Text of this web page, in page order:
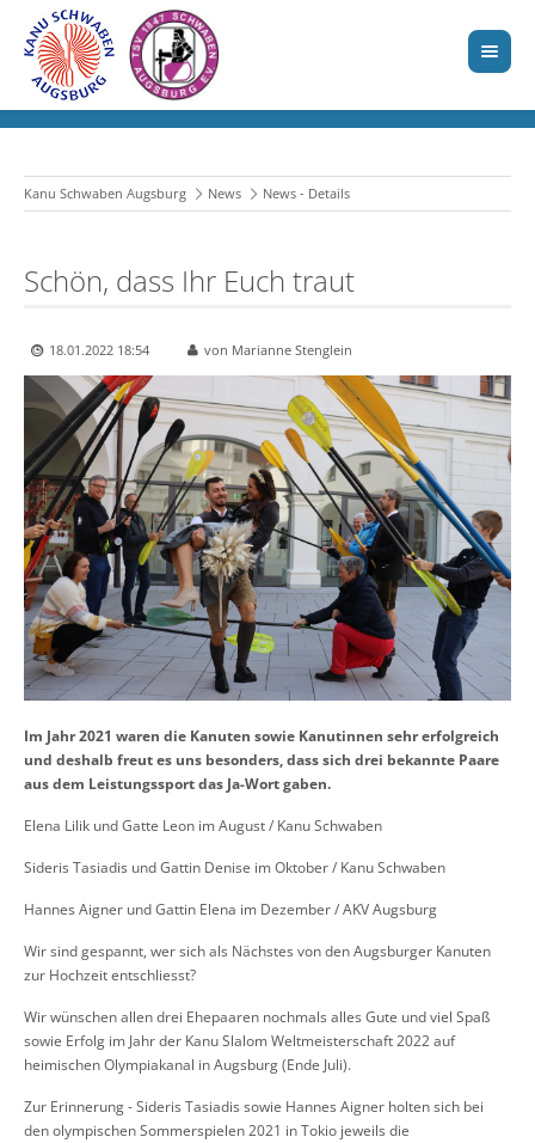
Kanu Schwaben Augsburg News News - Details
Schön, dass Ihr Euch traut
18.01.2022 18:54 von Marianne Stenglein
Im Jahr 2021 waren die Kanuten sowie Kanutinnen sehr erfolgreich
und deshalb freut es uns besonders, dass sich drei bekannte Paare
aus dem Leistungssport das Ja-Wort gaben.
Elena Lilik und Gatte Leon im August / Kanu Schwaben
Sideris Tasiadis und Gattin Denise im Oktober / Kanu Schwaben
Hannes Aigner und Gattin Elena im Dezember / AKV Augsburg
Wir sind gespannt, wer sich als Nächstes von den Augsburger Kanuten
zur Hochzeit entschliesst?
Wir wünschen allen drei Ehepaaren nochmals alles Gute und viel Spaß
sowie Erfolg im Jahr der Kanu Slalom Weltmeisterschaft 2022 auf
heimischen Olympiakanal in Augsburg (Ende Juli).
Zur Erinnerung - Sideris Tasiadis sowie Hannes Aigner holten sich bei
den olympischen Sommerspielen 2021 in Tokio jeweils die